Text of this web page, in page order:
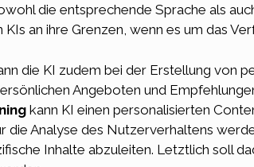
die entsprechende Sprache als
an ihre Grenzen, wenn es um das
die KI zudem bei der Erstellung von
Angeboten und
kann KI einen personalisierten
die Analyse des Nutzerverhaltens
Inhalte abzuleiten. Letztlich soll